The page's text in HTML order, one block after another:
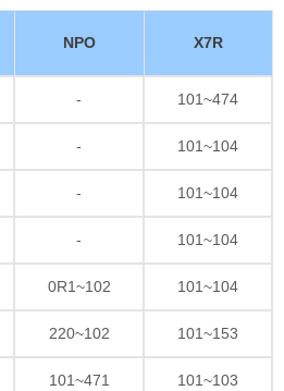
NPO X7R
- 101~474
- 101~104
- 101~104
- 101~104
0R1~102 101~104
220~102 101~153
101~471 101~103